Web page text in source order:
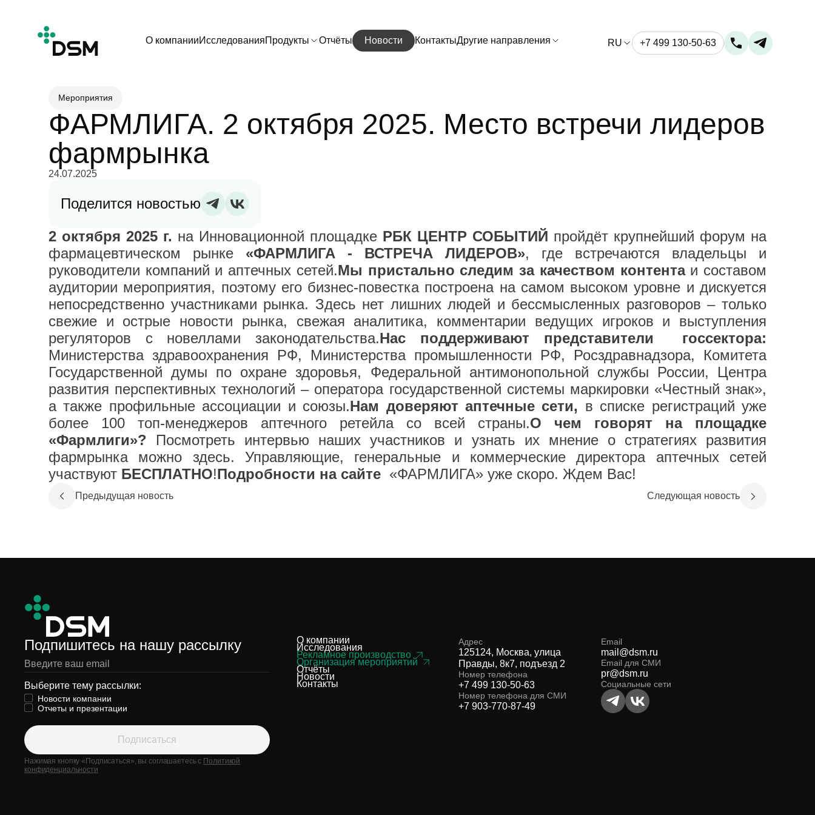
О компанииИсследованияПродукты Отчёты Новости КонтактыДругие направления RU +7 499 130-50-63
Мероприятия
ФАРМЛИГА. 2 октября 2025. Место встречи лидеров
фармрынка
24.07.2025
Поделится новостью
2 октября 2025 г. на Инновационной площадке РБК ЦЕНТР СОБЫТИЙ пройдёт крупнейший форум на
фармацевтическом рынке «ФАРМЛИГА - ВСТРЕЧА ЛИДЕРОВ», где встречаются владельцы и
руководители компаний и аптечных сетей.Мы пристально следим за качеством контентаи составом
аудитории мероприятия, поэтому его бизнес-повестка построена на самом высоком уровне и дискуется
непосредственно участниками рынка. Здесь нет лишних людей и бессмысленных разговоров – только
свежие и острые новости рынка, свежая аналитика, комментарии ведущих игроков и выступления
регуляторов с новеллами законодательства.Нас поддерживают представители госсектора:
Министерства здравоохранения РФ, Министерства промышленности РФ, Росздравнадзора, Комитета
Государственной думы по охране здоровья, Федеральной антимонопольной службы России, Центра
развития перспективных технологий – оператора государственной системы маркировки «Честный знак»,
а также профильные ассоциации и союзы.Нам доверяют аптечные сети, в списке регистраций уже
более 100 топ-менеджеров аптечного ретейла со всей страны.О чем говорят на площадке
«Фармлиги»? Посмотреть интервью наших участников и узнать их мнение о стратегиях развития
фармрынка можно здесь. Управляющие, генеральные и коммерческие директора аптечных сетей
участвуют БЕСПЛАТНО!Подробности на сайте «ФАРМЛИГА» уже скоро. Ждем Вас!
Предыдущая новость Следующая новость
Подпишитесь на нашу рассылку
Выберите тему рассылки:
Новости компании
Отчеты и презентации
Подписаться
Нажимая кнопку «Подписаться», вы соглашаетесь с Политикой
конфиденциальности
О компании
Исследования
Рекламное производство
Организация мероприятий
Отчёты
Новости
Контакты
Адрес
125124, Москва, улица
Правды, 8к7, подъезд 2
Номер телефона
+7 499 130-50-63
Номер телефона для СМИ
+7 903-770-87-49
Email
mail@dsm.ru
Email для СМИ
pr@dsm.ru
Социальные сети